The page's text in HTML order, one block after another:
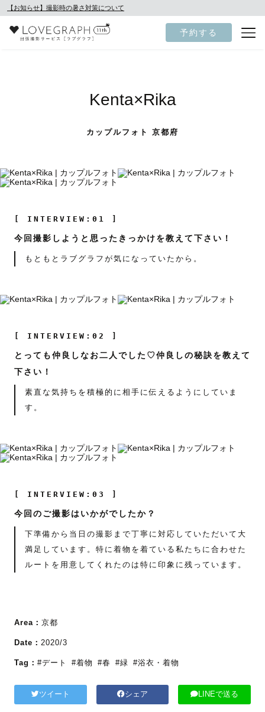
【お知らせ】撮影時の暑さ対策について
予約する
Kenta×Rika
カップルフォト 京都府
[ INTERVIEW:01 ]
今回撮影しようと思ったきっかけを教えて下さい！
もともとラブグラフが気になっていたから。
[ INTERVIEW:02 ]
とっても仲良しなお二人でした♡仲良しの秘訣を教えて
下さい！
素直な気持ちを積極的に相手に伝えるようにしていま
す。
[ INTERVIEW:03 ]
今回のご撮影はいかがでしたか？
下準備から当日の撮影まで丁寧に対応していただいて大
満足しています。特に着物を着ている私たちに合わせた
ルートを用意してくれたのは特に印象に残っています。
Area： 京都
Date： 2020/3
Tag： #デート #着物 #春 #緑 #浴衣・着物
ツイート シェア LINEで送る